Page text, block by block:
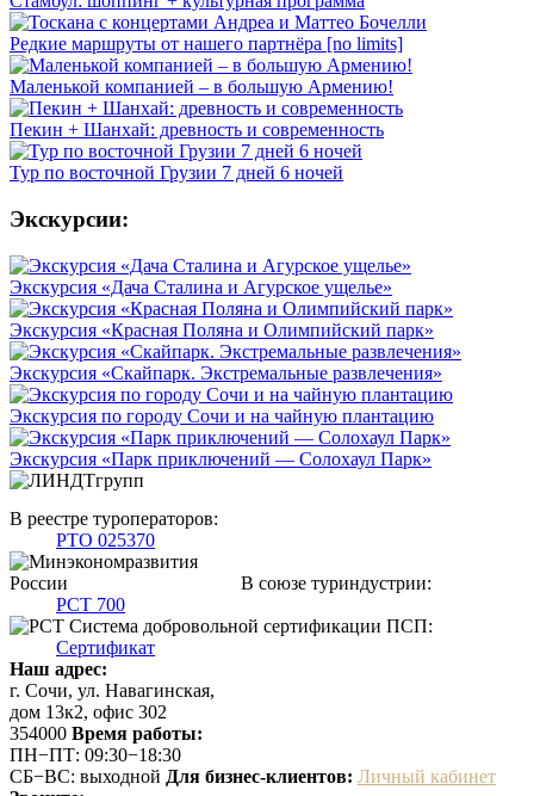
Редкие маршруты от нашего партнёра [no limits]
Маленькой компанией – в большую Армению!
Пекин + Шанхай: древность и современность
Тур по восточной Грузии 7 дней 6 ночей
Экскурсии:
Экскурсия «Дача Сталина и Агурское ущелье»
Экскурсия «Красная Поляна и Олимпийский парк»
Экскурсия «Скайпарк. Экстремальные развлечения»
Экскурсия по городу Сочи и на чайную плантацию
Экскурсия «Парк приключений — Солохаул Парк»
В реестре туроператоров:
РТО 025370
В союзе туриндустрии:
РСТ 700
Система добровольной сертификации ПСП:
Сертификат
Наш адрес:
г. Сочи, ул. Навагинская,
дом 13к2, офис 302
354000 Время работы:
ПН−ПТ: 09:30−18:30
СБ−ВС: выходной Для бизнес-клиентов: Личный кабинет